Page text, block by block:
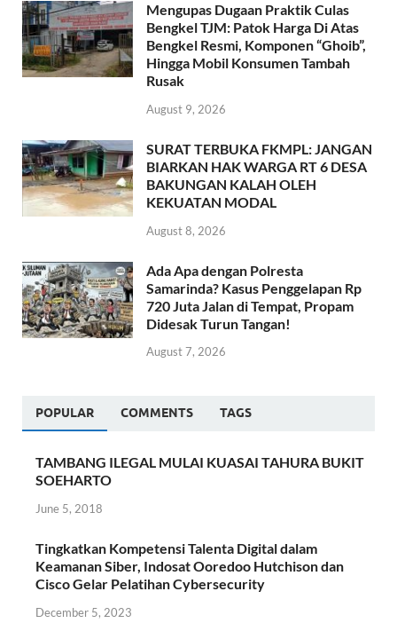
Mengupas Dugaan Praktik Culas
Bengkel TJM: Patok Harga Di Atas
Bengkel Resmi, Komponen “Ghoib”,
Hingga Mobil Konsumen Tambah
Rusak
August 9, 2026
SURAT TERBUKA FKMPL: JANGAN
BIARKAN HAK WARGA RT 6 DESA
BAKUNGAN KALAH OLEH
KEKUATAN MODAL
August 8, 2026
Ada Apa dengan Polresta
Samarinda? Kasus Penggelapan Rp
720 Juta Jalan di Tempat, Propam
Didesak Turun Tangan!
August 7, 2026
POPULAR COMMENTS TAGS
TAMBANG ILEGAL MULAI KUASAI TAHURA BUKIT
SOEHARTO
June 5, 2018
Tingkatkan Kompetensi Talenta Digital dalam
Keamanan Siber, Indosat Ooredoo Hutchison dan
Cisco Gelar Pelatihan Cybersecurity
December 5, 2023